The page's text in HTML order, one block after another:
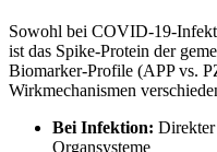
Sowohl bei COVID-19-
ist das Spike-Protein der
Biomarker-Profile (APP vs.
Wirkmechanismen
Bei Infektion:
Organsysteme